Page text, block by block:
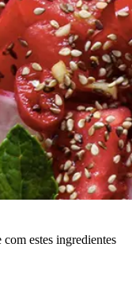
com estes ingredientes